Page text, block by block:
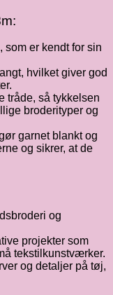
som er kendt for sin
hvilket giver god
tråde, så tykkelsen
broderityper og
garnet blankt og
og sikrer, at de
og
projekter som
tekstilkunstværker.
og detaljer på tøj,